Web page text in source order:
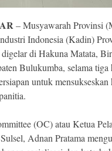
– Musyawarah Provinsi
Indonesia (Kadin)
di Hakuna Matata,
Bulukumba, selama tiga
untuk
(OC) atau Ketua
Adnan Pratama